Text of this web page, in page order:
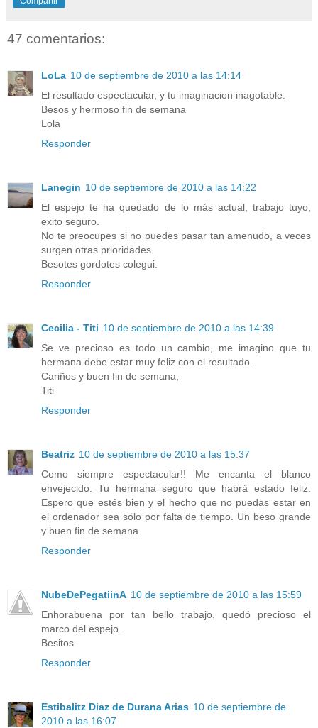
47 comentarios:
LoLa 10 de septiembre de 2010 a las 14:14
El resultado espectacular, y tu imaginacion inagotable.
Besos y hermoso fin de semana
Lola
Responder
Lanegin 10 de septiembre de 2010 a las 14:22
El espejo te ha quedado de lo más actual, trabajo tuyo,
exito seguro.
No te preocupes si no puedes pasar tan amenudo, a veces
surgen otras prioridades.
Besotes gordotes colegui.
Responder
Cecilia - Titi 10 de septiembre de 2010 a las 14:39
Se ve precioso es todo un cambio, me imagino que tu
hermana debe estar muy feliz con el resultado.
Cariños y buen fin de semana,
Titi
Responder
Beatriz 10 de septiembre de 2010 a las 15:37
Como siempre espectacular!! Me encanta el blanco
envejecido. Tu hermana seguro que habrá estado feliz.
Espero que estés bien y el hecho que no puedas estar en
el ordenador sea sólo por falta de tiempo. Un beso grande
y buen fin de semana.
Responder
NubeDePegatiinA 10 de septiembre de 2010 a las 15:59
Enhorabuena por tan bello trabajo, quedó precioso el
marco del espejo.
Besitos.
Responder
Estibalitz Diaz de Durana Arias 10 de septiembre de
2010 a las 16:07